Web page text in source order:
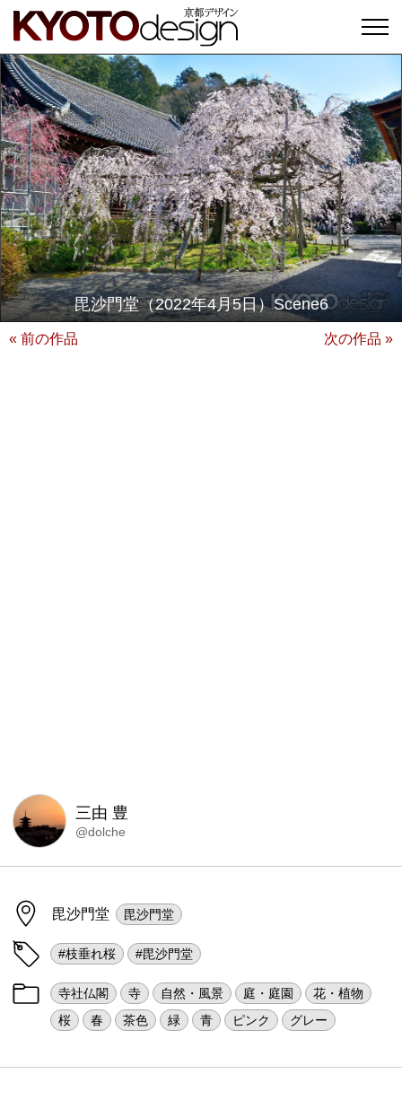
毘沙門堂（2022年4月5日）Scene6
« 前の作品 次の作品 »
三由 豊
@dolche
毘沙門堂 毘沙門堂
#枝垂れ桜 #毘沙門堂
寺社仏閣 寺 自然・風景 庭・庭園
花・植物
桜
春 茶色 緑 青 ピンク グレー